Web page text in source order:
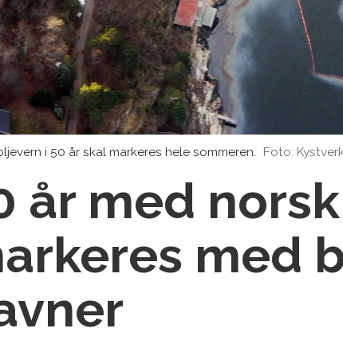
i 50 år skal markeres hele sommeren. Foto:
år med
med